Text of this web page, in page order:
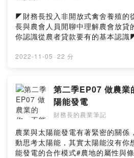
◤財務長投入非開放式禽舍養殖的
長與農會人員閒聊中理解農會放
你認識從農者貸款要有的基本認
了解，而非貿然投入→財務長的農
2022-11-05 · 22 分
第二季EP07 做農業的你，不能不了解太
陽能發電
財務長的農業筆記
農業與太陽能發電有著緊密的關係
動思考太陽能，其實太陽能沒有
能發電的合作模式#農地的屬性與